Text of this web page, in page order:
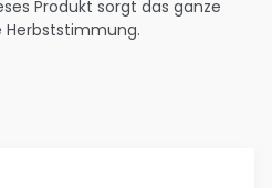
Produkt sorgt das ganze
Herbststimmung.